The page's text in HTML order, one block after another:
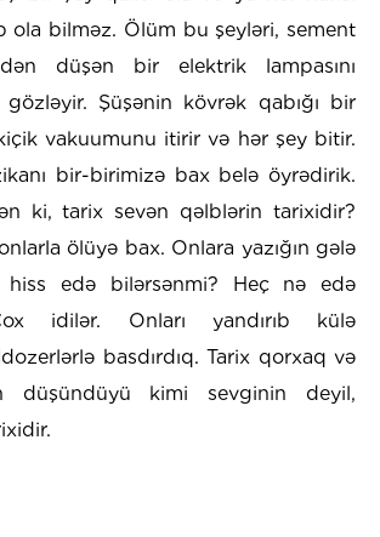
ola bilməz. Ölüm bu şeyləri, sement
düşən bir elektrik lampasını
Şüşənin kövrək qabığı bir
vakuumunu itirir və hər şey bitir.
bir-birimizə bax belə öyrədirik.
ki, tarix sevən qəlblərin tarixidir?
ölüyə bax. Onlara yazığın gələ
hiss edə bilərsənmi? Heç nə edə
idilər. Onları yandırıb külə
basdırdıq. Tarix qorxaq və
düşündüyü kimi sevginin deyil,